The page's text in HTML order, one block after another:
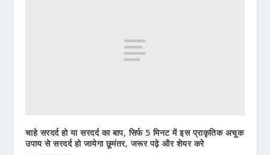
चाहे सरदर्द हो या सरदर्द का बाप, सिर्फ 5 मिनट में इस प्राकृतिक अचूक
उपाय से सरदर्द हो जायेगा छूमंतर, जरूर पढ़े और शेयर करे